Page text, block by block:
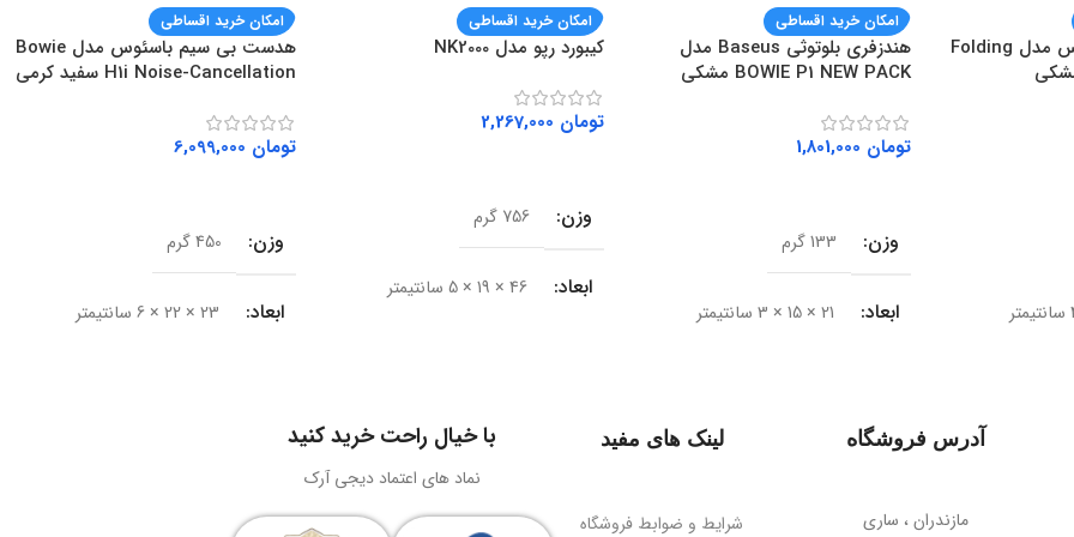
هولدر موبایل باسئوس مدل Folding
امکان خرید اقساطی
هندزفری بلوتوثی Baseus مدل
BOWIE P1 NEW PACK مشکی
تومان
وزن 133 گرم
ابعاد 21 × 15 × 3 سانتیمتر
نسخه بلوتوث
برد اتصال
امکان خرید اقساطی
کیبورد رپو مدل NK2000
تومان
وزن 756 گرم
ابعاد 46 × 19 × 5 سانتیمتر
باسیم
امکان خرید اقساطی
هدست بی سیم باسئوس مدل Bowie
H1i Noise-Cancellation سفید کرمی
تومان
وزن 450 گرم
ابعاد 23 × 22 × 6 سانتیمتر
نوع اتصال
آدرس فروشگاه
مازندران ، ساری
لینک های مفید
شرایط و ضوابط فروشگاه
با خیال راحت خرید کنید
نماد های اعتماد دیجی آرک